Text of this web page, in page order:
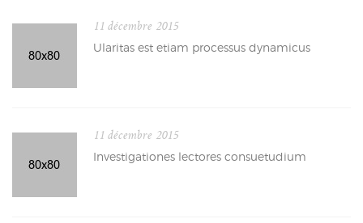
11 décembre 2015
Ularitas est etiam processus dynamicus
11 décembre 2015
Investigationes lectores consuetudium